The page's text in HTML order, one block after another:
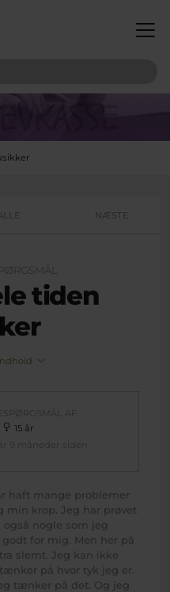
NÆSTE
tiden
AF
15 år
9 måneder siden
haft mange problemer
krop. Jeg har prøvet
nogle som jeg
for mig. Men her på
slemt. Jeg kan ikke
på hvor tyk jeg er.
tænker på det. Og jeg